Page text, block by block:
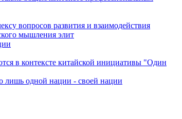
вопросов развития и взаимодействия
мышления элит
в контексте китайской инициативы "Один
лишь одной нации - своей нации